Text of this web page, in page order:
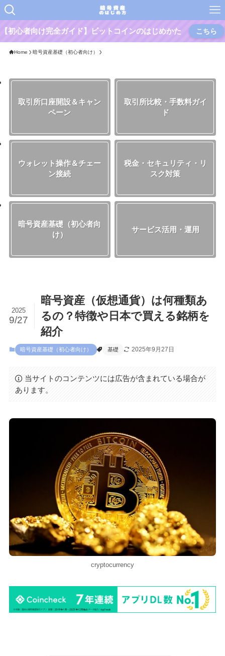
【初心者向け完全ガイド】ビットコインのはじめかた こちら
Home 暗号資産基礎（初心者向け）
取引所口座開設＆キャン
ペーン
取引所比較・手数料ガイ
ド
ウォレット操作＆チェー
ン接続
税金・セキュリティ・リ
スク対策
暗号資産基礎（初心者向
け）
サービス活用・運用
暗号資産（仮想通貨）は何種類あ
るの？特徴や日本で買える銘柄を
紹介
2025
9/27
暗号資産基礎（初心者向け） 基礎 2025年9月27日
当サイトのコンテンツには広告が含まれている場合が
あります。
cryptocurrency